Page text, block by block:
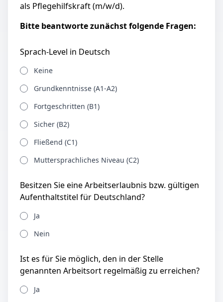
als Pflegehilfskraft (m/w/d).
Bitte beantworte zunächst folgende Fragen:
Sprach-Level in Deutsch
Keine
Grundkenntnisse (A1-A2)
Fortgeschritten (B1)
Sicher (B2)
Fließend (C1)
Muttersprachliches Niveau (C2)
Besitzen Sie eine Arbeitserlaubnis bzw. gültigen
Aufenthaltstitel für Deutschland?
Ja
Nein
Ist es für Sie möglich, den in der Stelle
genannten Arbeitsort regelmäßig zu erreichen?
Ja